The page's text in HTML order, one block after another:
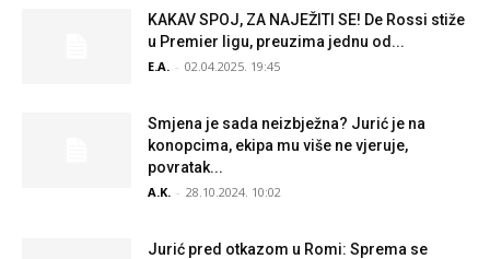
KAKAV SPOJ, ZA NAJEŽITI SE! De Rossi stiže
u Premier ligu, preuzima jednu od...
E.A. - 02.04.2025. 19:45
Smjena je sada neizbježna? Jurić je na
konopcima, ekipa mu više ne vjeruje,
povratak...
A.K. - 28.10.2024. 10:02
Jurić pred otkazom u Romi: Sprema se